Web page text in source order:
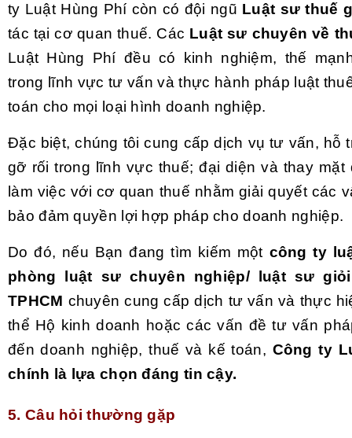
ty Luật Hùng Phí còn có đội ngũ Luật sư thuế
tác tại cơ quan thuế. Các Luật sư chuyên về
Luật Hùng Phí đều có kinh nghiệm, thế
trong lĩnh vực tư vấn và thực hành pháp luật
toán cho mọi loại hình doanh nghiệp.
Đặc biệt, chúng tôi cung cấp dịch vụ tư vấn, hỗ
gỡ rối trong lĩnh vực thuế; đại diện và thay mặt
làm việc với cơ quan thuế nhằm giải quyết các
bảo đảm quyền lợi hợp pháp cho doanh nghiệp.
Do đó, nếu Bạn đang tìm kiếm một công ty
phòng luật sư chuyên nghiệp/ luật sư
TPHCM chuyên cung cấp dịch tư vấn và thực
thể Hộ kinh doanh hoặc các vấn đề tư vấn
đến doanh nghiệp, thuế và kế toán, Công ty
chính là lựa chọn đáng tin cậy.
5. Câu hỏi thường gặp